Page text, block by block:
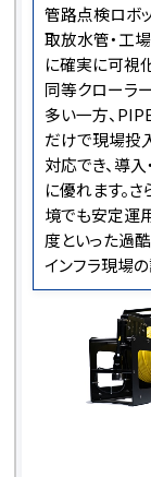
管路点検ロボッ
取放水管・工
に確実に可視
同等クローラ
多い一方、
だけで現場投
対応でき、導
に優れます。
境でも安定運
度といった過
インフラ現場